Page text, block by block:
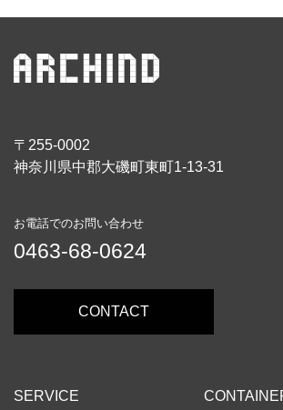
〒255-0002
神奈川県中郡大磯町東町1-13-31
SERVICE
お電話でのお問い合わせ
0463-68-0624
CONTACT